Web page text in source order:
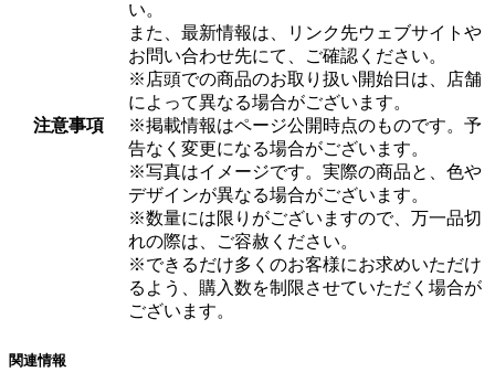
注意事項
い。
また、最新情報は、リンク先ウェブサイトや
お問い合わせ先にて、ご確認ください。
※店頭での商品のお取り扱い開始日は、店舗
によって異なる場合がございます。
※掲載情報はページ公開時点のものです。予
告なく変更になる場合がございます。
※写真はイメージです。実際の商品と、色や
デザインが異なる場合がございます。
※数量には限りがございますので、万一品切
れの際は、ご容赦ください。
※できるだけ多くのお客様にお求めいただけ
るよう、購入数を制限させていただく場合が
ございます。
関連情報